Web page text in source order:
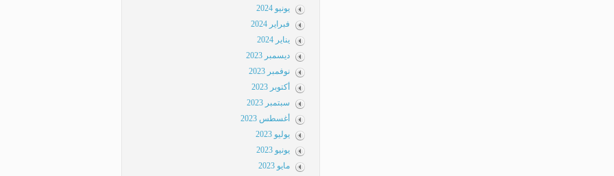
يونيو 2024
فبراير 2024
يناير 2024
ديسمبر 2023
نوفمبر 2023
أكتوبر 2023
سبتمبر 2023
أغسطس 2023
يوليو 2023
يونيو 2023
مايو 2023